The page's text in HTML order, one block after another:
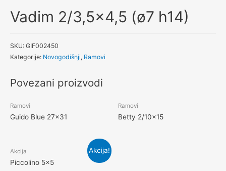
Vadim 2/3,5×4,5 (ø7 h14)
SKU: GIF002450
Kategorije: Novogodišnji, Ramovi
Povezani proizvodi
Ramovi
Guido Blue 27×31
Ramovi
Betty 2/10×15
Akcija!
Akcija
Piccolino 5×5